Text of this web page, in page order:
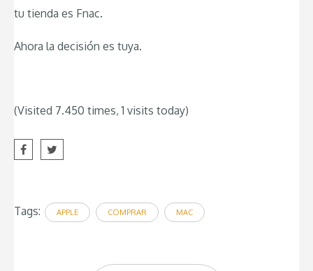
tu tienda es Fnac.
Ahora la decisión es tuya.
(Visited 7.450 times, 1 visits today)
Tags: APPLE COMPRAR MAC